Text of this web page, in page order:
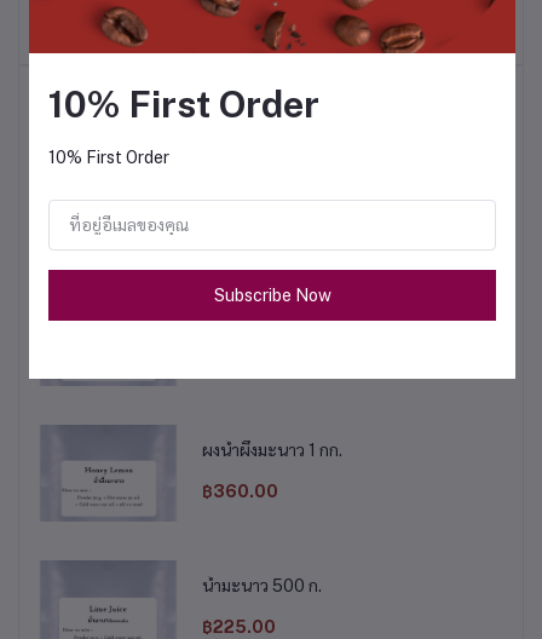
฿390.00 ฿195.00
สินค้าขายดี
ผงน้ำผึ้งมะนาว 1 กก.
฿360.00
น้ำมะนาว 500 ก.
฿225.00
10% First Order
10% First Order
Subscribe Now